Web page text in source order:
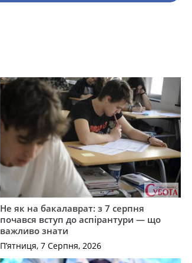
Не як на бакалаврат: з 7 серпня
почався вступ до аспірантури — що
важливо знати
П’ятниця, 7 Серпня, 2026